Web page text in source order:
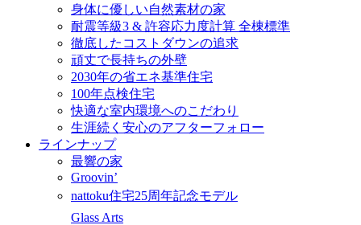
身体に優しい自然素材の家
耐震等級3 & 許容応力度計算 全棟標準
徹底したコストダウンの追求
頑丈で長持ちの外壁
2030年の省エネ基準住宅
100年点検住宅
快適な室内環境へのこだわり
生涯続く安心のアフターフォロー
ラインナップ
最響の家
Groovin’
nattoku住宅25周年記念モデル
Glass Arts